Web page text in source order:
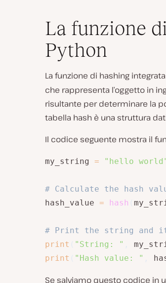
La funzione
Python
La funzione di hashing
che rappresenta l’oggetto in
risultante per determinare la
tabella hash è una struttura
Il codice seguente mostra il
my_string = "hello
# Calculate the hash
hash_value = hash
# Print the string and
print
"String: "
print
"Hash value: "
Se salviamo questo codice in